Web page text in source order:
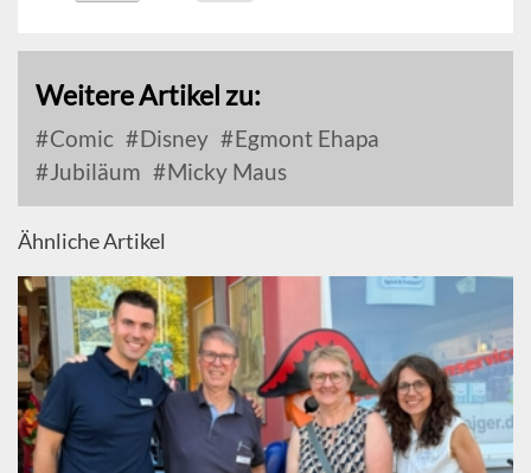
Weitere Artikel zu:
Comic Disney
Egmont Ehapa
Jubiläum
Micky Maus
Ähnliche Artikel